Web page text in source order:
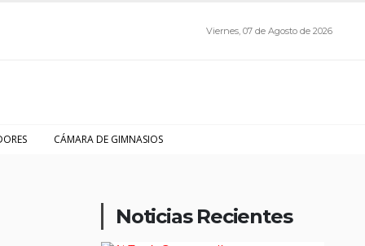
Viernes, 07 de Agosto de 2026
CÁMARA DE GIMNASIOS
Noticias Recientes